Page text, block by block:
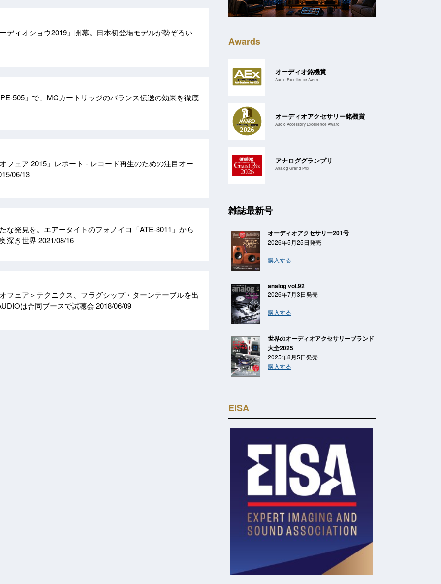
ディオショウ2019」開幕。日本初登場モデルが勢ぞろい
505」で、MCカートリッジのバランス伝送の効果を徹底
フェア 2015」レポート - レコード再生のための注目オー
06/13
な発見を。エアータイトのフォノイコ「ATE-3011」から
深き世界 2021/08/16
フェア＞テクニクス、フラグシップ・ターンテーブルを出
は合同ブースで試聴会 2018/06/09
Awards
オーディオ銘機賞
Audio Excellence Award
オーディオアクセサリー銘機賞
Audio Accessory Excellence Award
アナロググランプリ
Analog Grand Prix
雑誌最新号
オーディオアクセサリー201号
2026年5月25日発売
購入する
analog vol.92
2026年7月3日発売
購入する
世界のオーディオアクセサリーブランド
大全2025
2025年8月5日発売
購入する
EISA